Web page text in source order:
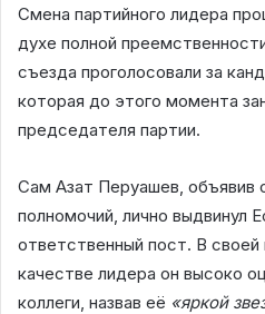
Смена партийного лидера
духе полной
съезда проголосовали за
которая до этого момента
председателя партии.
Сам Азат Перуашев, объявив
полномочий, лично выдвинул
ответственный пост. В
качестве лидера он высоко
коллеги, назвав её «яркой